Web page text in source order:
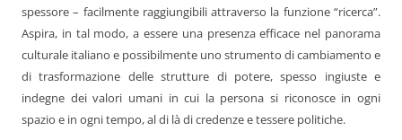
spessore – facilmente raggiungibili attraverso la funzione “ricerca”.
Aspira, in tal modo, a essere una presenza efficace nel panorama
culturale italiano e possibilmente uno strumento di cambiamento e
di trasformazione delle strutture di potere, spesso ingiuste e
indegne dei valori umani in cui la persona si riconosce in ogni
spazio e in ogni tempo, al di là di credenze e tessere politiche.